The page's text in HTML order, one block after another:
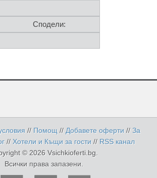
Сподели:
// Помощ // Добавете оферти//За
// Хотели и Къщи за гости // RSS канал
© 2026 Vsichkioferti.bg.
Всички права запазени.